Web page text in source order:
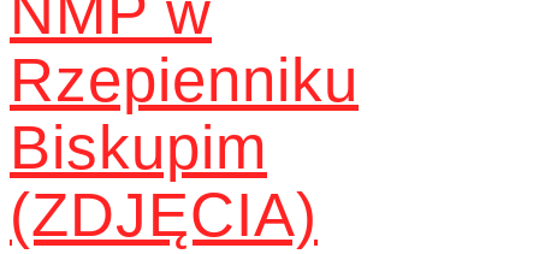
Rzepienniku
Biskupim
(ZDJĘCIA)